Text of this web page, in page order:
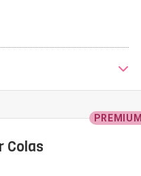
PREMIUM
Colas